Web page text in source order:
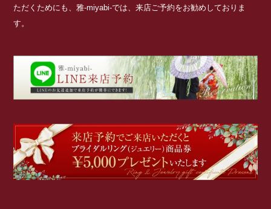
ただくためにも、雅-miyabi-では、来店ご予約をお勧めしておりま
す。